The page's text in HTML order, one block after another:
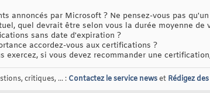
annoncés par Microsoft ? Ne pensez-vous pas
quel devrait être selon vous la durée moyenne
sans date d'expiration ?
accordez-vous aux certifications ?
exercez, si vous devez recommander une
critiques, ... : Contactez le service newset Rédigez